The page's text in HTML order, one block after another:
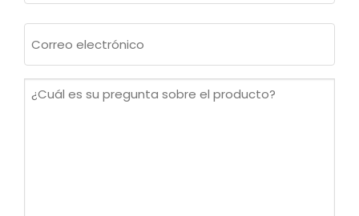
electrónico
¿Cuál